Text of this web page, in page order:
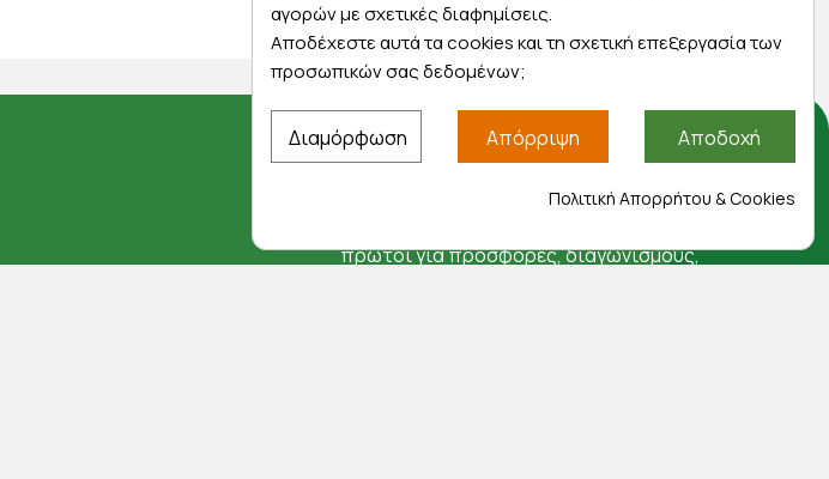
Αποκλειστικές προσφορές
πρώτοι για προσφορές, διαγωνισμούς,
αγορών με σχετικές διαφημίσεις.
Αποδέχεστε αυτά τα cookies και τη σχετική επεξεργασία των
προσωπικών σας δεδομένων;
Διαμόρφωση Απόρριψη Αποδοχή
Πολιτική Απορρήτου & Cookies